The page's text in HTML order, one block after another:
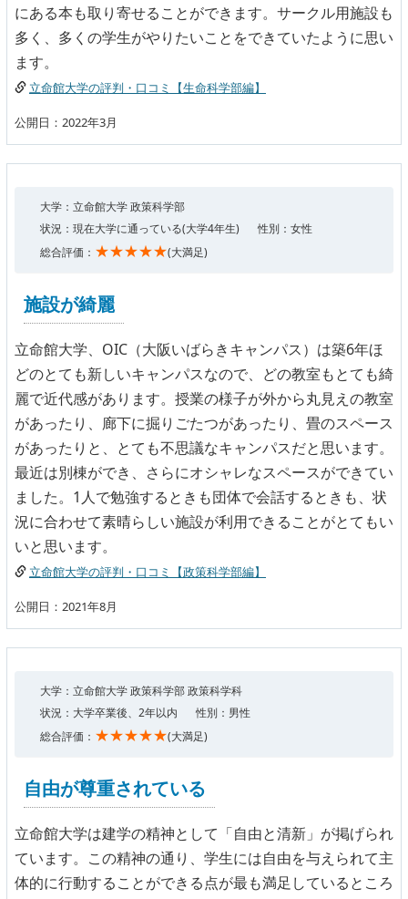
にある本も取り寄せることができます。サークル用施設も
多く、多くの学生がやりたいことをできていたように思い
ます。
立命館大学の評判・口コミ【生命科学部編】
公開日：2022年3月
大学：立命館大学 政策科学部
状況：現在大学に通っている(大学4年生)
性別：女性
総合評価： ★★★★★(大満足)
施設が綺麗
立命館大学、OIC（大阪いばらきキャンパス）は築6年ほ
どのとても新しいキャンパスなので、どの教室もとても綺
麗で近代感があります。授業の様子が外から丸見えの教室
があったり、廊下に掘りごたつがあったり、畳のスペース
があったりと、とても不思議なキャンパスだと思います。
最近は別棟ができ、さらにオシャレなスペースができてい
ました。1人で勉強するときも団体で会話するときも、状
況に合わせて素晴らしい施設が利用できることがとてもい
いと思います。
立命館大学の評判・口コミ【政策科学部編】
公開日：2021年8月
大学：立命館大学 政策科学部 政策科学科
状況：大学卒業後、2年以内
性別：男性
総合評価： ★★★★★(大満足)
自由が尊重されている
立命館大学は建学の精神として「自由と清新」が掲げられ
ています。この精神の通り、学生には自由を与えられて主
体的に行動することができる点が最も満足しているところ